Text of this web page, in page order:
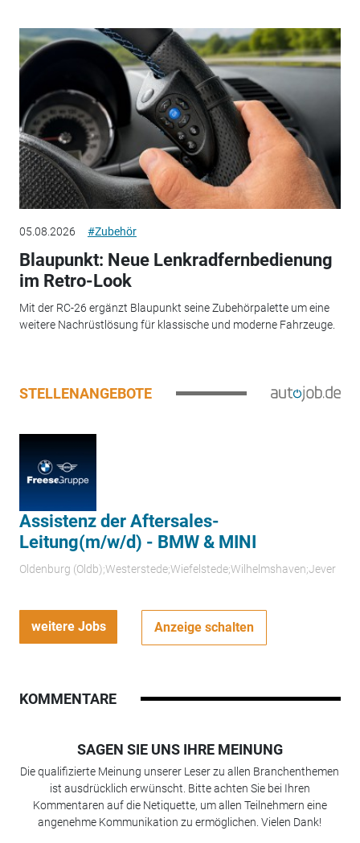
05.08.2026 #Zubehör
Blaupunkt: Neue Lenkradfernbedienung
im Retro-Look
Mit der RC-26 ergänzt Blaupunkt seine Zubehörpalette um eine
weitere Nachrüstlösung für klassische und moderne Fahrzeuge.
STELLENANGEBOTE
Assistenz der Aftersales-
Leitung(m/w/d) - BMW & MINI
Oldenburg (Oldb);Westerstede;Wiefelstede;Wilhelmshaven;Jever
weitere Jobs Anzeige schalten
KOMMENTARE
SAGEN SIE UNS IHRE MEINUNG
Die qualifizierte Meinung unserer Leser zu allen Branchenthemen
ist ausdrücklich erwünscht. Bitte achten Sie bei Ihren
Kommentaren auf die Netiquette, um allen Teilnehmern eine
angenehme Kommunikation zu ermöglichen. Vielen Dank!